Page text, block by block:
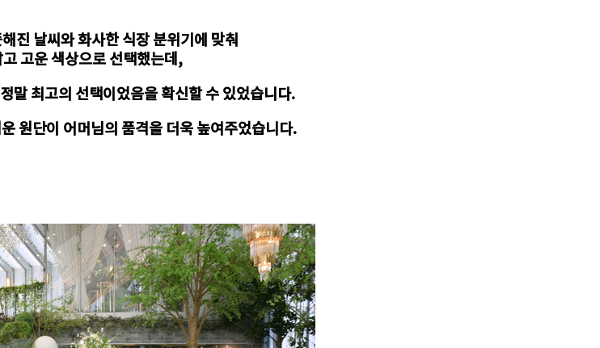
진 날씨와 화사한 식장 분위기에 맞춰
고운 색상으로 선택했는데,
말 최고의 선택이었음을 확신할 수 있었습니다.
원단이 어머님의 품격을 더욱 높여주었습니다.